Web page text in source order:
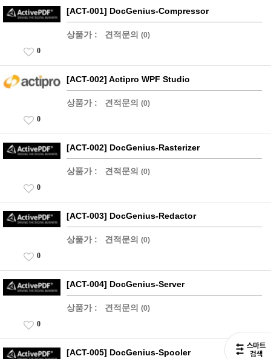
[ACT-001] DocGenius-Compressor
상품가 : 견적문의 (0)
0
[ACT-002] Actipro WPF Studio
상품가 : 견적문의 (0)
0
[ACT-002] DocGenius-Rasterizer
상품가 : 견적문의 (0)
0
[ACT-003] DocGenius-Redactor
상품가 : 견적문의 (0)
0
[ACT-004] DocGenius-Server
상품가 : 견적문의 (0)
0
[ACT-005] DocGenius-Spooler